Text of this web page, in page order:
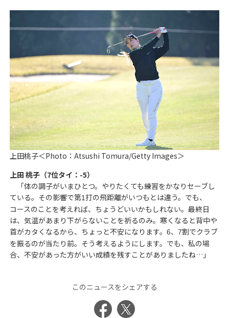
上田桃子＜Photo：Atsushi Tomura/Getty Images＞
上田 桃子（7位タイ：-5）
「体の調子がいまひとつ。やりたくても練習をかなりセーブし
ている。その影響で第1打の飛距離がいつもとは違う。でも、
コースのことを考えれば、ちょうどいいかもしれない。最終日
は、気温があまり下がらないことを祈るのみ。寒くなると背中や
首がカタくなるから、ちょっと不安になります。 6、 7割でクラブ
を振るのが当たり前。そう考えるようにします。でも、私の場
合、不安があった方がいい成績を残すことがありましたね…」
このニュースをシェアする